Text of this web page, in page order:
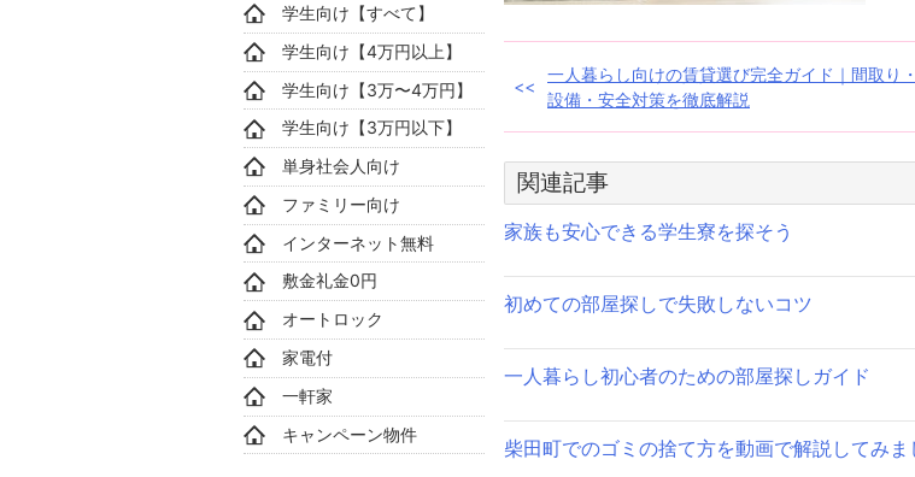
投
稿
ナ
ビ
ー
シ
ョ
ン
一人暮らし向けの賃貸選び完全ガイド｜間取り・
設備・安全対策を徹底解説
関連記事
家族も安心できる学生寮を探そう
初めての部屋探しで失敗しないコツ
一人暮らし初心者のための部屋探しガイド
柴田町でのゴミの捨て方を動画で解説してみま
学生向け【すべて】
学生向け【4万円以上】
学生向け【3万〜4万円】
学生向け【3万円以下】
単身社会人向け
ファミリー向け
インターネット無料
敷金礼金0円
オートロック
家電付
一軒家
キャンペーン物件